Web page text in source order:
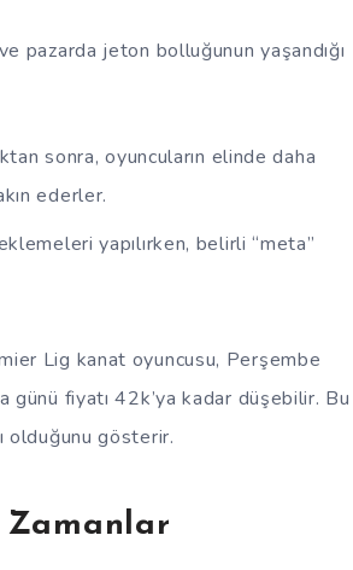
pazarda jeton bolluğunun yaşandığı
sonra, oyuncuların elinde daha
ederler.
yapılırken, belirli “meta”
Lig kanat oyuncusu, Perşembe
fiyatı 42k’ya kadar düşebilir. Bu
olduğunu gösterir.
Zamanlar